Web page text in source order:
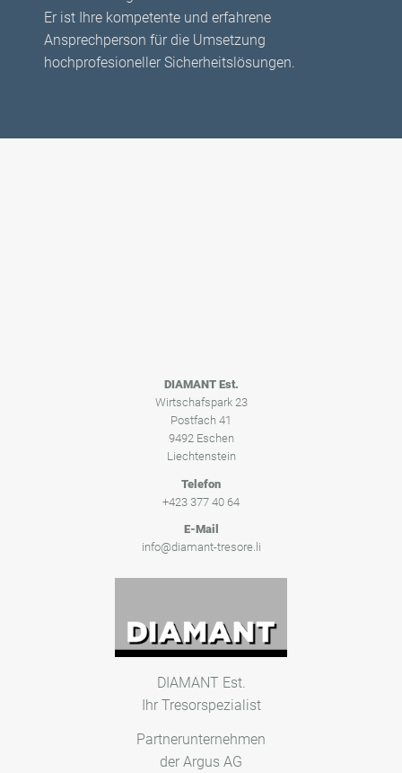
Er ist Ihre kompetente und erfahrene
Ansprechperson für die Umsetzung
hochprofesioneller Sicherheitslösungen.
DIAMANT Est.
Wirtschafspark 23
Postfach 41
9492 Eschen
Liechtenstein
Telefon
+423 377 40 64
E-Mail
info@diamant-tresore.li
DIAMANT Est.
Ihr Tresorspezialist
Partnerunternehmen
der Argus AG